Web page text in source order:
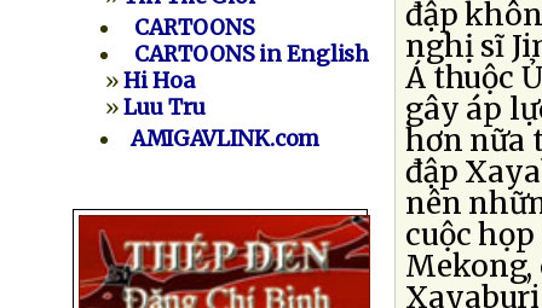
CARTOONS
CARTOONS in English
»Hi Hoa
»Luu Tru
AMIGAVLINK.com
đập
nghị sĩ
Á thuộc
gây áp
hơn nữa
đập
nên
cuộc
Mekong,